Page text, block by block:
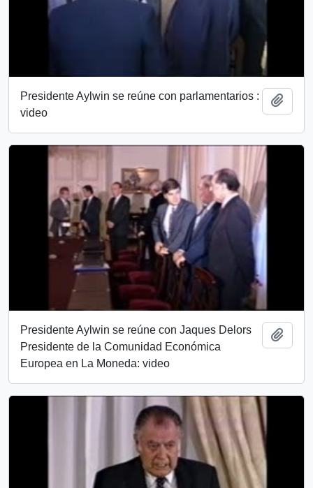
Presidente Aylwin se reúne con parlamentarios :
video
Presidente Aylwin se reúne con Jaques Delors
Presidente de la Comunidad Económica
Europea en La Moneda: video